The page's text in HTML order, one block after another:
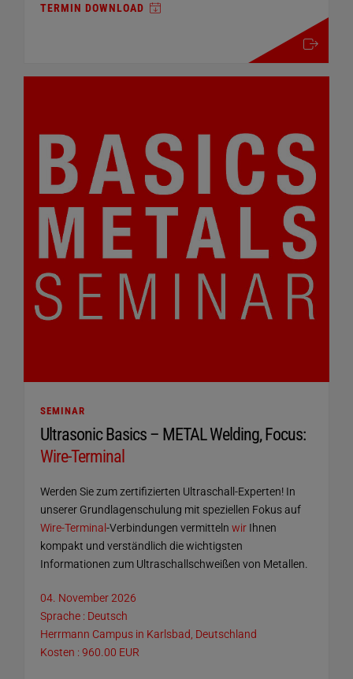
TERMIN DOWNLOAD
mehr details
SEMINAR
Ultrasonic Basics – METAL Welding, Focus:
Wire-Terminal
Werden Sie zum zertifizierten Ultraschall-Experten! In
unserer Grundlagenschulung mit speziellen Fokus auf
Wire-Terminal -Verbindungen vermitteln wir Ihnen
kompakt und verständlich die wichtigsten
Informationen zum Ultraschallschweißen von Metallen.
04. November 2026
Sprache : Deutsch
Herrmann Campus in Karlsbad, Deutschland
Kosten : 960.00 EUR